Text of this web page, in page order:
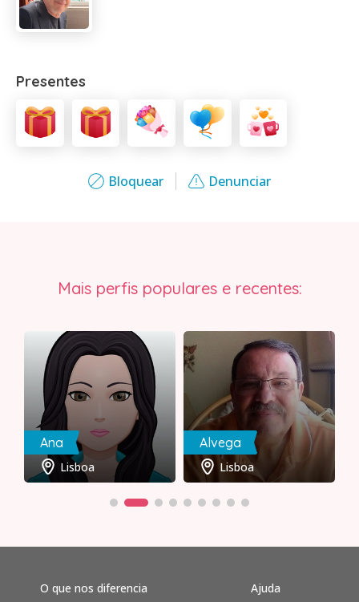
Bloquear Denunciar
Presentes
Mais perfis populares e recentes:
Ana
Lisboa
Alvega
Lisboa
O que nos diferencia
Ajuda